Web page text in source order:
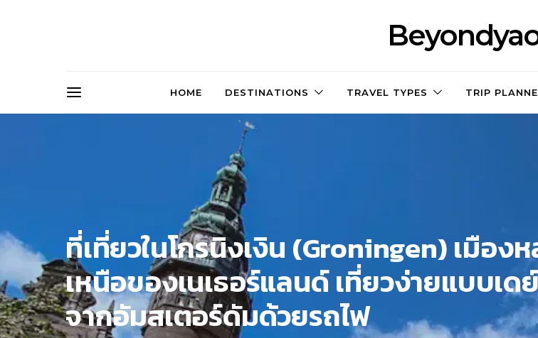
HOME DESTINATIONS TRAVEL TYPES TRIP
ที่เที่ยวในโกรนิงเงิน (Groningen) เมือง
เหนือของเนเธอร์แลนด์ เที่ยวง่ายแบบเด
จากอัมสเตอร์ดัมด้วยรถไฟ